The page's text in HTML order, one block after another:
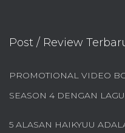
n
u
:
Post / Review
PROMOTIONAL VIDEO
SEASON 4 DENGAN
5 ALASAN HAIKYUU